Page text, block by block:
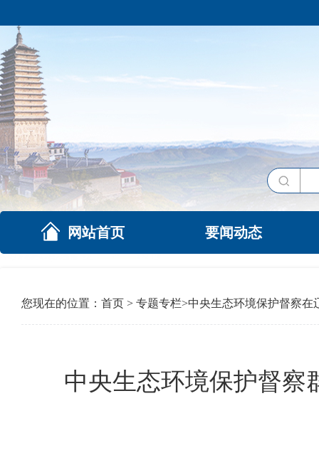
网站首页 要闻动态
您现在的位置： 首页 > 专题专栏>中央生态环境保护督察在
中央生态环境保护督察